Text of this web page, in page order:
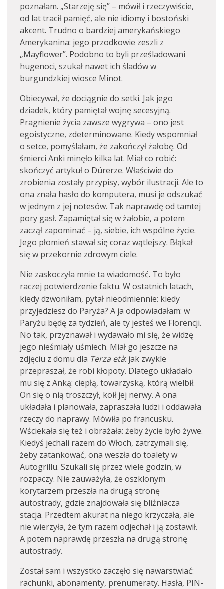
poznałam. „Starzeję się” – mówił i rzeczywiście,
od lat tracił pamięć, ale nie idiomy i bostoński
akcent. Trudno o bardziej amerykańskiego
Amerykanina: jego przodkowie zeszli z
„Mayflower”. Podobno to byli prześladowani
hugenoci, szukał nawet ich śladów w
burgundzkiej wiosce Minot.
Obiecywał, że dociągnie do setki. Jak jego
dziadek, który pamiętał wojnę secesyjną.
Pragnienie życia zawsze wygrywa – ono jest
egoistyczne, zdeterminowane. Kiedy wspomniał
o setce, pomyślałam, że zakończył żałobę. Od
śmierci Anki minęło kilka lat. Miał co robić:
skończyć artykuł o Dürerze. Właściwie do
zrobienia zostały przypisy, wybór ilustracji. Ale to
ona znała hasło do komputera, musi je odszukać
w jednym z jej notesów. Tak naprawdę od tamtej
pory gasł. Zapamiętał się w żałobie, a potem
zaczął zapominać – ją, siebie, ich wspólne życie.
Jego płomień stawał się coraz wątlejszy. Błąkał
się w przekornie zdrowym ciele.
Nie zaskoczyła mnie ta wiadomość. To było
raczej potwierdzenie faktu. W ostatnich latach,
kiedy dzwoniłam, pytał nieodmiennie: kiedy
przyjedziesz do Paryża? A ja odpowiadałam: w
Paryżu będę za tydzień, ale ty jesteś we Florencji.
No tak, przyznawał i wydawało mi się, że widzę
jego nieśmiały uśmiech. Miał go jeszcze na
zdjęciu z domu dla Terza età: jak zwykle
przepraszał, że robi kłopoty. Dlatego układało
mu się z Anką: ciepłą, towarzyską, którą wielbił.
On się o nią troszczył, koił jej nerwy. A ona
układała i planowała, zapraszała ludzi i oddawała
rzeczy do naprawy. Mówiła po francusku.
Wściekała się też i obrażała: żeby życie było żywe.
Kiedyś jechali razem do Włoch, zatrzymali się,
żeby zatankować, ona weszła do toalety w
Autogrillu. Szukali się przez wiele godzin, w
rozpaczy. Nie zauważyła, że oszklonym
korytarzem przeszła na drugą stronę
autostrady, gdzie znajdowała się bliźniacza
stacja. Przedtem akurat na niego krzyczała, ale
nie wierzyła, że tym razem odjechał i ją zostawił.
A potem naprawdę przeszła na drugą stronę
autostrady.
Został sam i wszystko zaczęło się nawarstwiać:
rachunki, abonamenty, prenumeraty. Hasła, PIN-